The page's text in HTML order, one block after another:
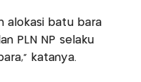
alokasi batu bara
PLN NP selaku
katanya.